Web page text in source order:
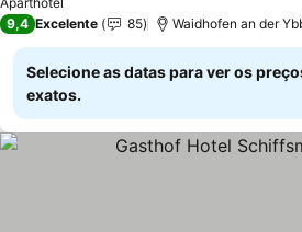
9,4 Excelente 85 Waidhofen an der
Selecione as datas para ver os
exatos.